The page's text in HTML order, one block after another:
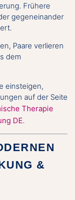
Frühere
gegeneinander
Paare verlieren
dem
einsteigen,
auf der Seite
Therapie
DE.
&